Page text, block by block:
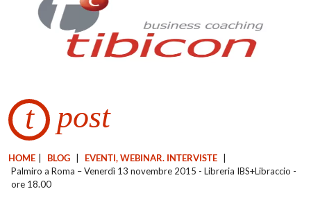
t post
HOME BLOG EVENTI, WEBINAR. INTERVISTE
Palmiro a Roma – Venerdì 13 novembre 2015 - Libreria IBS+Libraccio -
ore 18.00